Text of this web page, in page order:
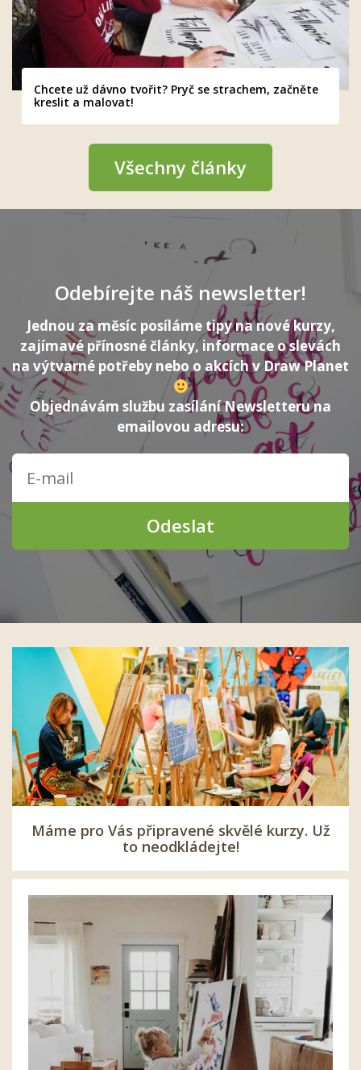
Chcete už dávno tvořit? Pryč se strachem, začněte
kreslit a malovat!
Všechny články
Odebírejte náš newsletter!
Jednou za měsíc posíláme tipy na nové kurzy,
zajímavé přínosné články, informace o slevách
na výtvarné potřeby nebo o akcích v Draw Planet
Objednávám službu zasílání Newsletteru na
emailovou adresu:
Odeslat
Máme pro Vás připravené skvělé kurzy. Už
to neodkládejte!